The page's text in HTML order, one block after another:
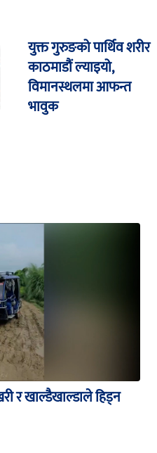
युक्त गुरुङको पार्थिव शरीर
काठमाडौं ल्याइयो,
विमानस्थलमा आफन्त
भावुक
र खाल्डैखाल्डाले हिड्न